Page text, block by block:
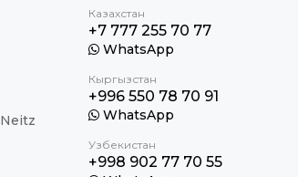
Neitz
Казахстан
+7 777 255 70 77
WhatsApp
Кыргызстан
+996 550 78 70 91
WhatsApp
Узбекистан
+998 902 77 70 55